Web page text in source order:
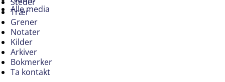
Alle media
Trær
Grener
Notater
Kilder
Arkiver
Bokmerker
Ta kontakt